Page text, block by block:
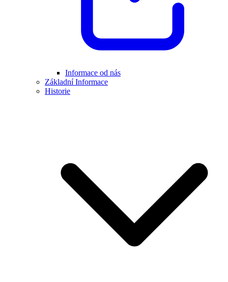
Informace od nás
Základní Informace
Historie